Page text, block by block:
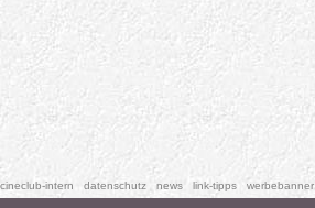
cineclub-intern datenschutz news link-tipps werbebanner